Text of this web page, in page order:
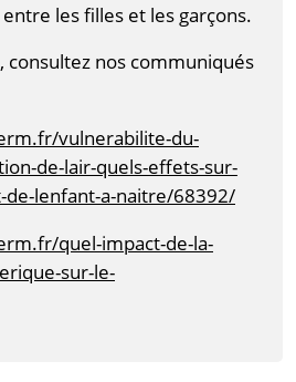
les filles et les garçons.
consultez nos communiqués
vulnerabilite-du-
de-lair-quels-effets-sur-
lenfant-a-naitre/68392/
quel-impact-de-la-
sur-le-